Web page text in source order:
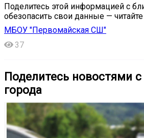
Поделитесь этой информацией с
обезопасить свои данные — читайте
МБОУ "Первомайская СШ"
37
Поделитесь новостями
города